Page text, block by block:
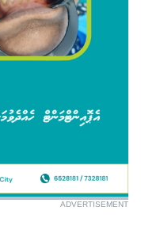
ADVERTISEMENT